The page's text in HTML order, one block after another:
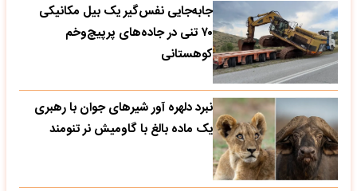
جابه‌جایی نفس‌گیر یک بیل مکانیکی
۷۰ تنی در جاده‌های پرپیچ‌وخم
کوهستانی
نبرد دلهره آور شیرهای جوان با رهبری
یک ماده بالغ با گاومیش نر تنومند